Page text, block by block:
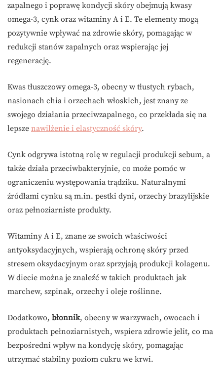
zapalnego i poprawę kondycji skóry obejmują kwasy
omega-3, cynk oraz witaminy A i E. Te elementy mogą
pozytywnie wpływać na zdrowie skóry, pomagając w
redukcji stanów zapalnych oraz wspierając jej
regenerację.
Kwas tłuszczowy omega-3, obecny w tłustych rybach,
nasionach chia i orzechach włoskich, jest znany ze
swojego działania przeciwzapalnego, co przekłada się na
lepsze nawilżenie i elastyczność skóry.
Cynk odgrywa istotną rolę w regulacji produkcji sebum, a
także działa przeciwbakteryjnie, co może pomóc w
ograniczeniu występowania trądziku. Naturalnymi
źródłami cynku są m.in. pestki dyni, orzechy brazylijskie
oraz pełnoziarniste produkty.
Witaminy A i E, znane ze swoich właściwości
antyoksydacyjnych, wspierają ochronę skóry przed
stresem oksydacyjnym oraz sprzyjają produkcji kolagenu.
W diecie można je znaleźć w takich produktach jak
marchew, szpinak, orzechy i oleje roślinne.
Dodatkowo, błonnik, obecny w warzywach, owocach i
produktach pełnoziarnistych, wspiera zdrowie jelit, co ma
bezpośredni wpływ na kondycję skóry, pomagając
utrzymać stabilny poziom cukru we krwi.